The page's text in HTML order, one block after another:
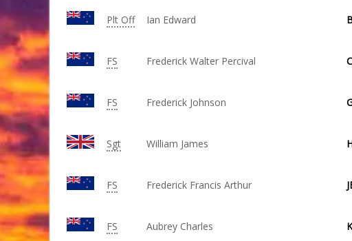
Plt Off Ian Edward
FS Frederick Walter Percival
FS Frederick Johnson
Sgt William James
FS Frederick Francis Arthur
FS Aubrey Charles